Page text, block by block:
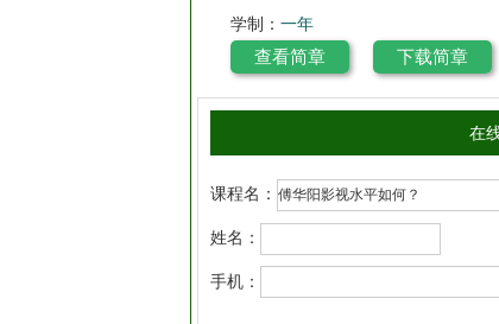
学制： 一年
查看简章
下载简章
在
课程名：
姓名：
手机：